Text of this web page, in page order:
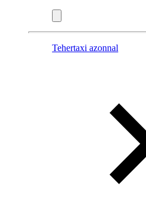
Tehertaxi azonnal